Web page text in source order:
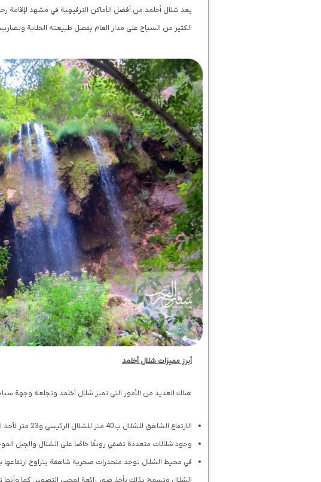
يعد شلال أخلمد من أفضل الأماكن الترفيهية في مشهد لإقامة
الكثير من السياح على مدار العام بفضل طبيعته الخلابة
أبرز مميزات شلال أخلمد
هناك العديد من الأمور التي تميز شلال أخلمد وتجلعه وجهة
الارتفاع الشاهق للشلال ب40 متر للشلال الرئيسي و23 متر لأحد الشلالات الفرعية.
وجود شلالات متعددة تضفي رونقًا خاصًا على الشلال والجبل